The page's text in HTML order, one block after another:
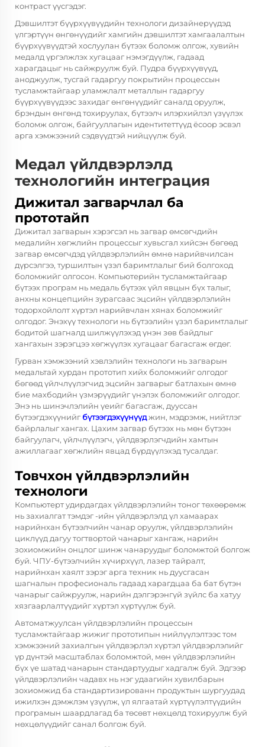
контраст үүсгэдэг.
Дэвшилтэт бүүрхүүвүүдийн технологи дизайнерүүдэд
үлгэртүүн өнгөнүүдийг хамгийн дэвшилтэт хамгаалалтын
бүүрхүүвүүдтэй хослуулан бүтээх боломж олгож, хувийн
медалд үргэлжлэх хугацааг нэмэгдүүлж, гадаад
харагдацыг нь сайжруулж буй. Пудра бүүрхүүвүүд,
аноджуулж, тусгай гадаргуу покрытийн процессын
тусламжтайгаар уламжлалт металлын гадаргуу
бүүрхүүвүүдээс захидаг өнгөнүүдийг саналд оруулж,
брэндын өнгөнд тохируулах, бүтээлч илэрхийлэл үзүүлэх
боломж олгож, байгууллагын идентитеттүүд ёсоор эсвэл
арга хэмжээний сэдвүүдтэй нийцүүлж буй.
Медал үйлдвэрлэлд
технологийн интеграция
Дижитал загварчлал ба
прототайп
Дижитал загварын хэрэгсэл нь загвар өмсөгчдийн
медалийн хөгжлийн процессыг хувьсгал хийсэн бөгөөд
загвар өмсөгчдэд үйлдвэрлэлийн өмнө нарийвчилсан
дүрсэлгээ, туршилтын үзэл баримтлалыг бий болгоход
боломжийг олгосон. Компьютерийн тусламжтайгаар
бүтээх програм нь медаль бүтээх үйл явцын бүх талыг,
анхны концепцийн зурагсаас эцсийн үйлдвэрлэлийн
тодорхойлолт хүртэл нарийвчлан хянах боломжийг
олгодог. Энэхүү технологи нь бүтээлийн үзэл баримтлалыг
бодитой шагналд шилжүүлэхэд үнэн зөв байдлыг
хангахын зэрэгцээ хөгжүүлэх хугацааг багасгаж өгдөг.
Гурван хэмжээний хэвлэлийн технологи нь загварын
медальтай хурдан прототип хийх боломжийг олгодог
бөгөөд үйлчлүүлэгчид эцсийн загварыг батлахын өмнө
бие махбодийн үзмэрүүдийг үнэлэх боломжийг олгодог.
Энэ нь шинэчлэлийн үеийг багасгаж, дууссан
бүтээгдэхүүнийг бүтээгдэхүүнүүджин, мэдрэмж, нийтлэг
байрлалыг хангах. Цахим загвар бүтээх нь мөн бүтээн
байгуулагч, үйлчлүүлэгч, үйлдвэрлэгчдийн хамтын
ажиллагааг хөгжлийн явцад бүрдүүлэхэд тусалдаг.
Товчхон үйлдвэрлэлийн
технологи
Компьютерт удирдагдах үйлдвэрлэлийн тоног төхөөрөмж
ньзахиалгат тэмдэг-ийн үйлдвэрлэлд үл хамаарах
нарийнхан бүтээлчийн чанар оруулж, үйлдвэрлэлийн
циклүүд дагуу тогтвортой чанарыг хангаж, нарийн
зохиомжийн онцлог шинж чанаруудыг боломжтой болгож
буй. ЧПУ-бүтээлчийн хүчирхүүл, лазер тайралт,
нарийнхан хаялт зэрэг арга техник нь дуусгасан
шагналын професиональ гадаад харагдцаа ба бат бүтэн
чанарыг сайжруулж, нарийн дэлгэрэнгүй зүйлс ба хатуу
хязгаарлалтүүдийг хүртэл хүртүүлж буй.
Автоматжуулсан үйлдвэрлэлийн процессын
тусламжтайгаар жижиг прототипын нийлүүлэлтээс том
хэмжээний захиалгын үйлдвэрлэл хүртэл үйлдвэрлэлийг
үр дүнтэй масштаблах боломжтой, мөн үйлдвэрлэлийн
бүх үе шатад чанарын стандартуудыг хадгалж буй. Эдгээр
үйлдвэрлэлийн чадавх нь нэг удаагийн хувилбарын
зохиомжид ба стандартизированн продуктын шургуудад
ижилхэн дэмжлэм үзүүлж, үл ялгаатай хүртүүлэлтүүдийн
програмын шаардлагад ба төсөвт нөхцөлд тохируулж буй
нөхцөлүүдийг санал болгож буй.